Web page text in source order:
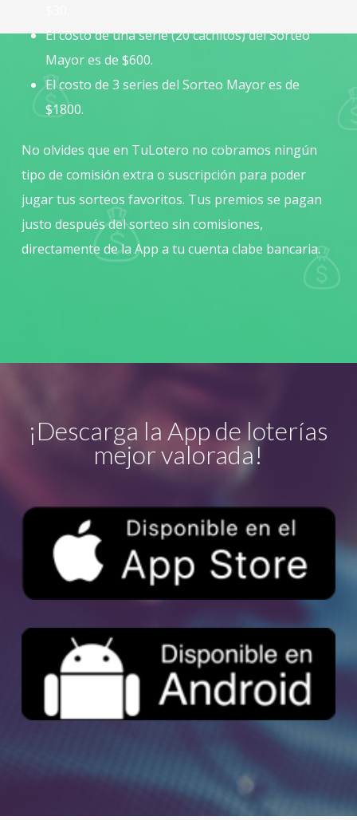
El costo de una serie (20 cachitos) del Sorteo
Mayor es de $600.
El costo de 3 series del Sorteo Mayor es de
$1800.
No olvides que en TuLotero no cobramos ningún
tipo de comisión extra o suscripción para poder
jugar tus sorteos favoritos. Tus premios se pagan
justo después del sorteo sin comisiones,
directamente de la App a tu cuenta clabe bancaria.
¡Descarga la App de loterías
mejor valorada!